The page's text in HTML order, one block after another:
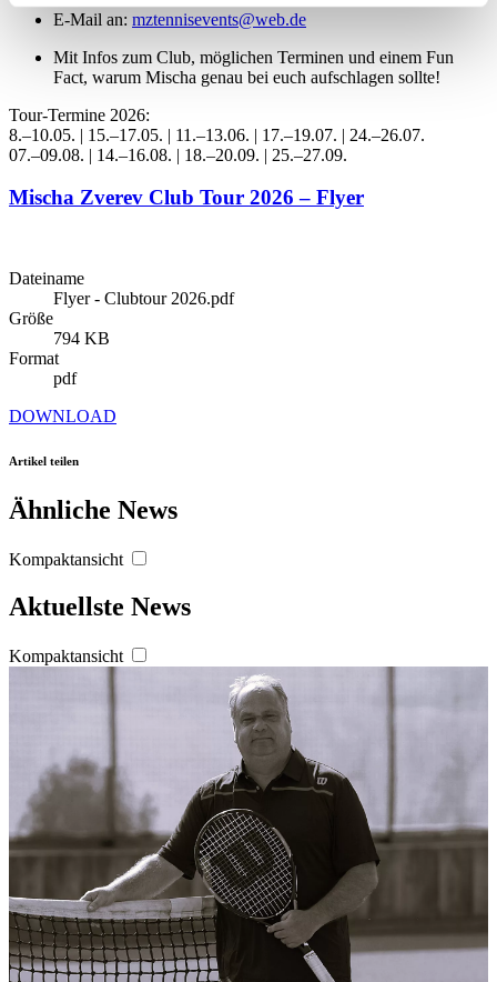
bestimmten Merkmalen (Fingerprinting) identifizieren
Erfahren Sie mehr darüber, wie Ihre persönlichen Daten
verarbeitet werden, und legen Sie Ihre Präferenzen im
Abschnitt Einzelheiten
Wir verwenden Cookies, um Inhalte und Anzeigen zu
personalisieren, Funktionen für soziale Medien anbieten
zu können und die Zugriffe auf unsere Website zu
Verwendung unserer Website an unsere Partner für
soziale Medien, Werbung und Analysen weiter. Unsere
Partner führen diese Informationen möglicherweise mit
weiteren Daten zusammen, die Sie ihnen bereitgestellt
haben oder die sie im Rahmen Ihrer Nutzung der Dienste
jederzeit über den Link im Footer aufgerufen und
angepasst werden.
E-Mail an: mztennisevents@web.de
Mit Infos zum Club, möglichen Terminen und einem Fun
Fact, warum Mischa genau bei euch aufschlagen sollte!
Tour-Termine 2026:
8.–10.05. | 15.–17.05. | 11.–13.06. | 17.–19.07. | 24.–26.07.
07.–09.08. | 14.–16.08. | 18.–20.09. | 25.–27.09.
Mischa Zverev Club Tour 2026 – Flyer
Dateiname
Flyer - Clubtour 2026.pdf
Größe
794 KB
Format
pdf
DOWNLOAD
Artikel teilen
Ähnliche News
Kompaktansicht
Aktuellste News
Kompaktansicht